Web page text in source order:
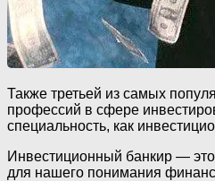
Также третьей из самых
профессий в сфере
специальность, как
Инвестиционный банкир — это
для нашего понимания